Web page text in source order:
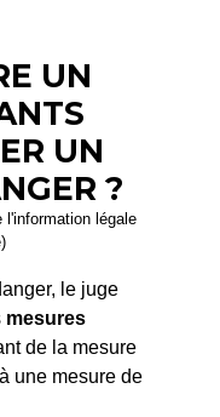
UN
UN
?
l'information légale
le juge
mesures
de la mesure
une mesure de